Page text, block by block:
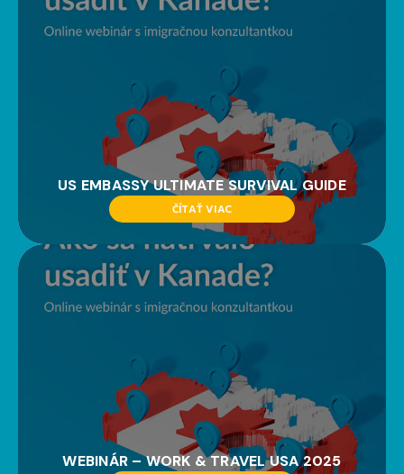
US EMBASSY ULTIMATE SURVIVAL GUIDE
ČÍTAŤ VIAC
WEBINÁR – WORK & TRAVEL USA 2025